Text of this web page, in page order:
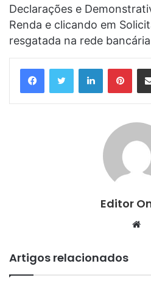
Declarações e
Renda e clicando em
resgatada na rede
Linkedin
Editor
Artigos relacionados